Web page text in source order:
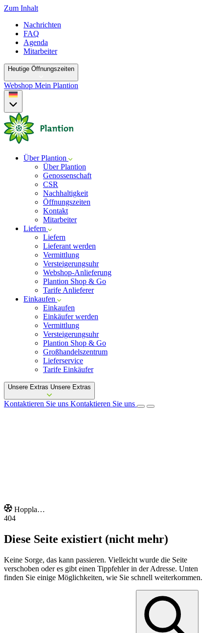
Zum Inhalt
Nachrichten
FAQ
Agenda
Mitarbeiter
Heutige Öffnungszeiten
Webshop Mein Plantion
Über Plantion
Über Plantion
Genossenschaft
CSR
Nachhaltigkeit
Öffnungszeiten
Kontakt
Mitarbeiter
Liefern
Liefern
Lieferant werden
Vermittlung
Versteigerungsuhr
Webshop-Anlieferung
Plantion Shop & Go
Tarife Anlieferer
Einkaufen
Einkaufen
Einkäufer werden
Vermittlung
Versteigerungsuhr
Plantion Shop & Go
Großhandelszentrum
Lieferservice
Tarife Einkäufer
Unsere Extras Unsere Extras
Kontaktieren Sie uns Kontaktieren Sie uns
Hoppla…
404
Diese Seite existiert (nicht mehr)
Keine Sorge, das kann passieren. Vielleicht wurde die Seite
verschoben oder es gibt einen Tippfehler in der Adresse. Unten
finden Sie einige Möglichkeiten, wie Sie schnell weiterkommen.